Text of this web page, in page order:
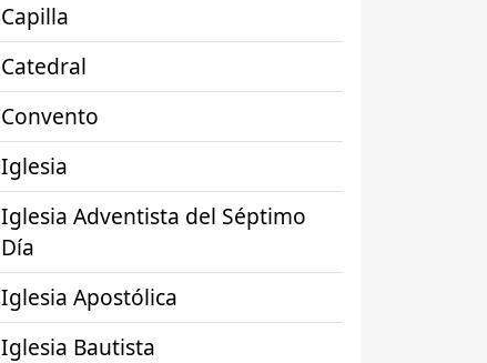
Capilla
Catedral
Convento
Iglesia
Iglesia Adventista del Séptimo
Día
Iglesia Apostólica
Iglesia Bautista